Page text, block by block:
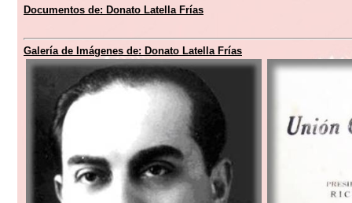
Documentos de: Donato Latella Frías
Galería de Imágenes de: Donato Latella Frías